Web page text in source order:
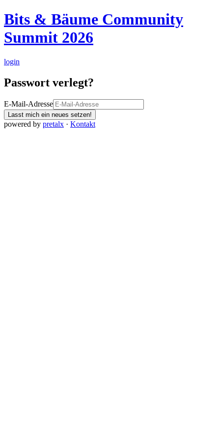
Bits & Bäume Community
Summit 2026
login
Passwort verlegt?
E-Mail-Adresse
Lasst mich ein neues setzen!
powered by pretalx · Kontakt